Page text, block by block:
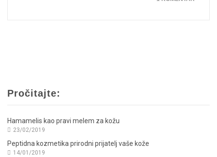
Pročitajte:
Hamamelis kao pravi melem za kožu
23/02/2019
Peptidna kozmetika prirodni prijatelj vaše kože
14/01/2019